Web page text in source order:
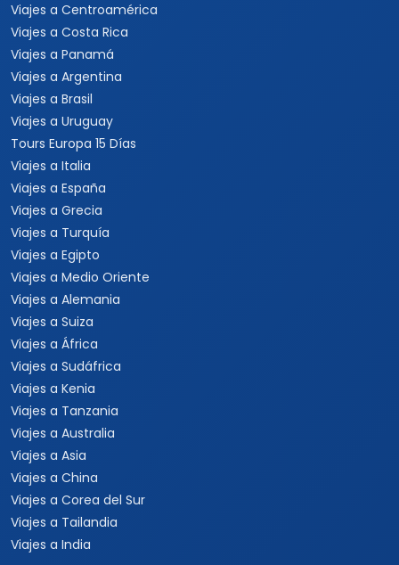
Viajes a Centroamérica
Viajes a Costa Rica
Viajes a Panamá
Viajes a Argentina
Viajes a Brasil
Viajes a Uruguay
Tours Europa 15 Días
Viajes a Italia
Viajes a España
Viajes a Grecia
Viajes a Turquía
Viajes a Egipto
Viajes a Medio Oriente
Viajes a Alemania
Viajes a Suiza
Viajes a África
Viajes a Sudáfrica
Viajes a Kenia
Viajes a Tanzania
Viajes a Australia
Viajes a Asia
Viajes a China
Viajes a Corea del Sur
Viajes a Tailandia
Viajes a India